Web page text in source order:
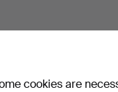
cookies are